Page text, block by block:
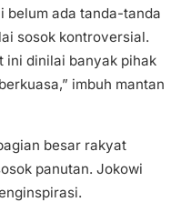
belum ada tanda-tanda
sosok kontroversial.
ini dinilai banyak pihak
imbuh mantan
besar rakyat
panutan. Jokowi